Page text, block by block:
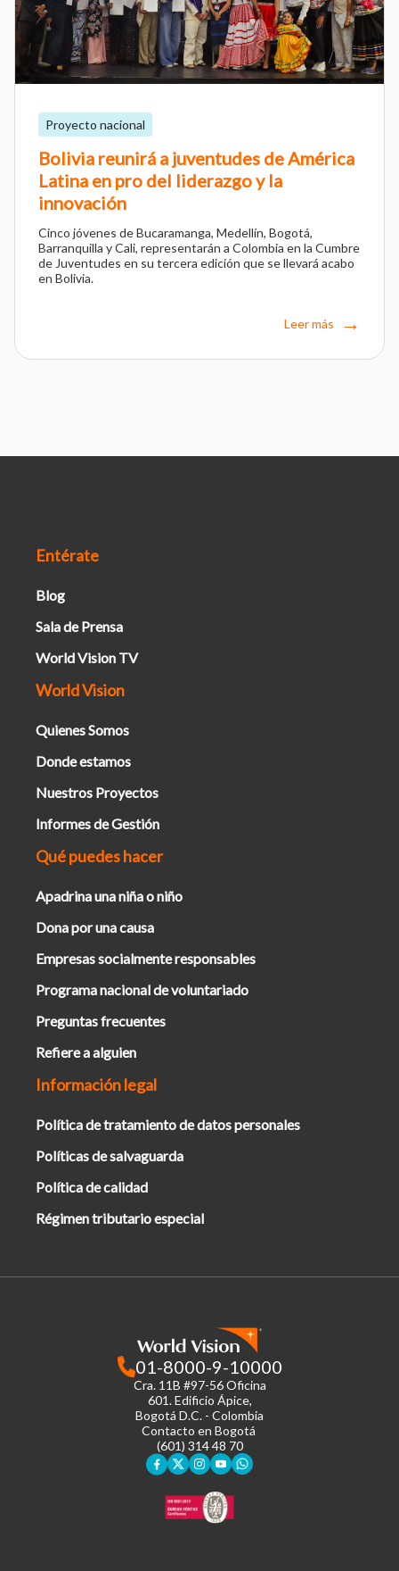
Proyecto nacional
Bolivia reunirá a juventudes de América
Latina en pro del liderazgo y la
innovación
Cinco jóvenes de Bucaramanga, Medellín, Bogotá,
Barranquilla y Cali, representarán a Colombia en la Cumbre
de Juventudes en su tercera edición que se llevará acabo
en Bolivia.
Leer más
Entérate
Blog
Sala de Prensa
World Vision TV
World Vision
Quienes Somos
Donde estamos
Nuestros Proyectos
Informes de Gestión
Qué puedes hacer
Apadrina una niña o niño
Dona por una causa
Empresas socialmente responsables
Programa nacional de voluntariado
Preguntas frecuentes
Refiere a alguien
Información legal
Política de tratamiento de datos personales
Políticas de salvaguarda
Política de calidad
Régimen tributario especial
01-8000-9-10000
Cra. 11B #97-56 Oficina
601.Edificio Ápice,
Bogotá D.C. - Colombia
Contacto en Bogotá
(601) 314 48 70